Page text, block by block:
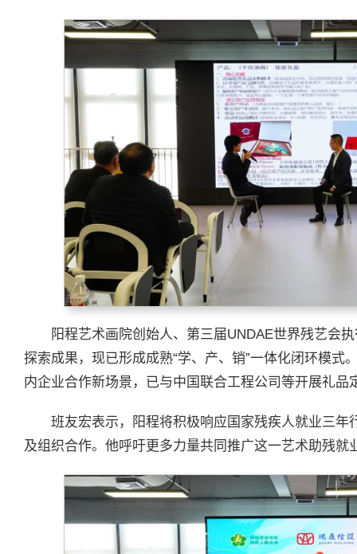
阳程艺术画院创始人、第三届UNDAE世界残艺会
探索成果，现已形成成熟“学、产、销”一体化闭环模式
内企业合作新场景，已与中国联合工程公司等开展礼品
班友宏表示，阳程将积极响应国家残疾人就业三
及组织合作。他呼吁更多力量共同推广这一艺术助残